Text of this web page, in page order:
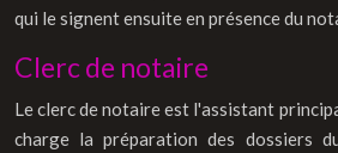
qui le signent ensuite en présence du
Clerc de notaire
Le clerc de notaire est l'assistant
charge la préparation des dossiers